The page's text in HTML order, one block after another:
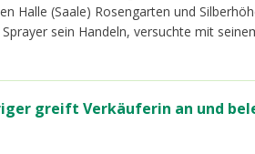
LOKALE NACHRICHTEN - HALLE
Halle (Saale) Rosengarten und
sein Handeln, versuchte mit
greift Verkäuferin an und